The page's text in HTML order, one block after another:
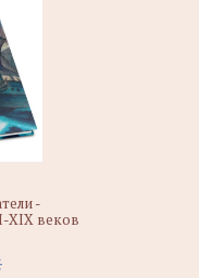
-
XIX веков